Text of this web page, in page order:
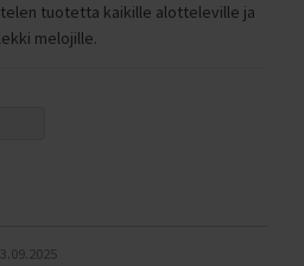
tuotetta kaikille alotteleville ja
melojille.